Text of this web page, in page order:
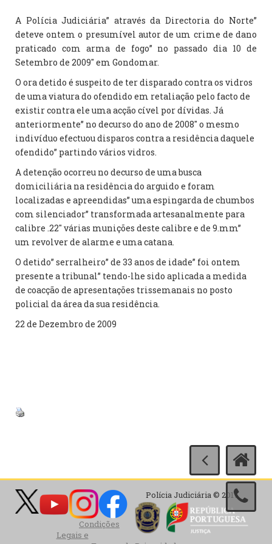
A Polícia Judiciária” através da Directoria do Norte”
deteve ontem o presumível autor de um crime de dano
praticado com arma de fogo” no passado dia 10 de
Setembro de 2009″ em Gondomar.
O ora detido é suspeito de ter disparado contra os vidros
de uma viatura do ofendido em retaliação pelo facto de
existir contra ele uma acção cível por dívidas. Já
anteriormente” no decurso do ano de 2008″ o mesmo
indivíduo efectuou disparos contra a residência daquele
ofendido” partindo vários vidros.
A detenção ocorreu no decurso de uma busca
domiciliária na residência do arguido e foram
localizadas e apreendidas” uma espingarda de chumbos
com silenciador” transformada artesanalmente para
calibre .22″ várias munições deste calibre e de 9.mm”
um revolver de alarme e uma catana.
O detido” serralheiro” de 33 anos de idade” foi ontem
presente a tribunal” tendo-lhe sido aplicada a medida
de coacção de apresentações trissemanais no posto
policial da área da sua residência.
22 de Dezembro de 2009
Polícia Judiciária © 2017
Condições
Legais e